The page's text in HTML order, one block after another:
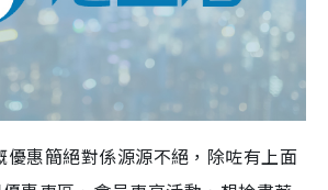
惠簡絕對係源源不絕，除咗有上面